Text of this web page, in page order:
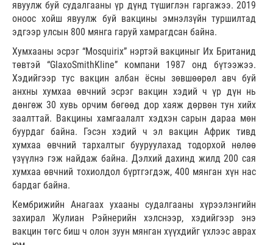
явуулж буй судалгааны үр дүнд түшиглэн гаргажээ. 2019
оноос хойш явуулж буй вакцины эмнэлзүйн туршилтад
эдгээр улсын 800 мянга гаруй хамрагдсан байна.
Хумхааны эсрэг “Mosquirix” нэртэй вакциныг Их Британид
төвтэй “GlaxoSmithKline” компани 1987 онд бүтээжээ.
Хэдийгээр тус вакцин албан ёсны зөвшөөрөл авч буй
анхны хумхаа өвчний эсрэг вакцин хэдий ч үр дүн нь
дөнгөж 30 хувь орчим бөгөөд дор хаяж дөрвөн тун хийх
заалттай. Вакцины хамгаалалт хэдхэн сарын дараа мөн
буурдаг байна. Гэсэн хэдий ч эл вакцин Африк тивд
хумхаа өвчний тархалтыг бууруулахад тодорхой нөлөө
үзүүлнэ гэж найдаж байна. Дэлхий дахинд жилд 200 сая
хумхаа өвчний тохиолдол бүртгэгдэж, 400 мянган хүн нас
бардаг байна.
Кембрижийн Анагаах ухааны судалгааны хүрээлэнгийн
захирал Жулиан Рэйнерийн хэлснээр, хэдийгээр энэ
вакцин төгс биш ч олон зуун мянган хүүхдийг үхлээс аврах